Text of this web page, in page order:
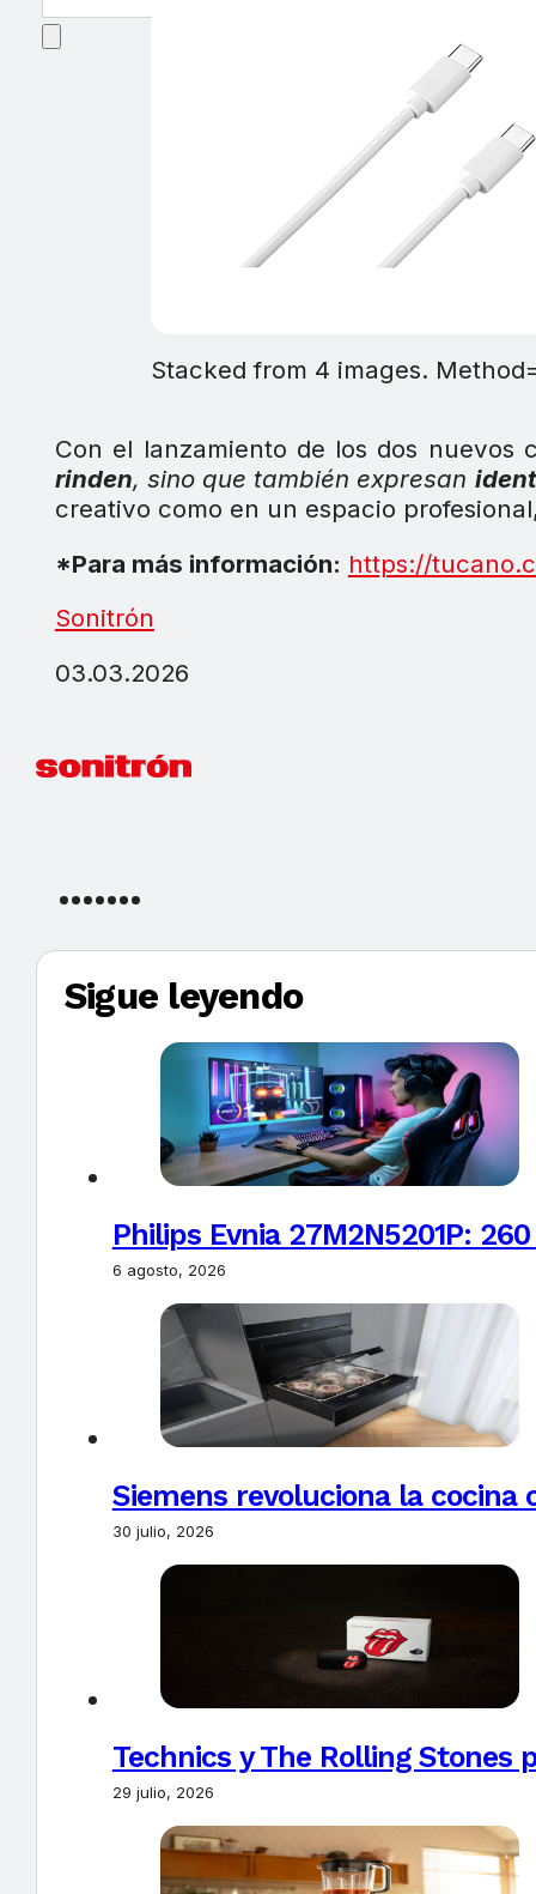
Stacked from 4 images.
Con el lanzamiento de los dos
rinden, sino que también expresan
creativo como en un espacio
*Para más información: https://
Sonitrón
03.03.2026
Sigue leyendo
Philips Evnia 27M2N5201P:
6 agosto, 2026
Siemens revoluciona la
30 julio, 2026
Technics y The Rolling Stones
29 julio, 2026